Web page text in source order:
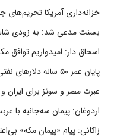
خزانه‌داری آمریکا تحریم‌های
بسنت مدعی شد: به زودی
اسحاق دار: امیدواریم توافق
پایان عمر ۵۰ ساله دلارهای نفتی به دست ایران
عبرت مصر و سوئز برای ایران
اردوغان: پیمان سه‌جانبه با
زاکانی: پیام «پیمان مکه»